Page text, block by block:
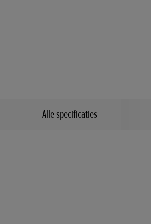
Alle specificaties